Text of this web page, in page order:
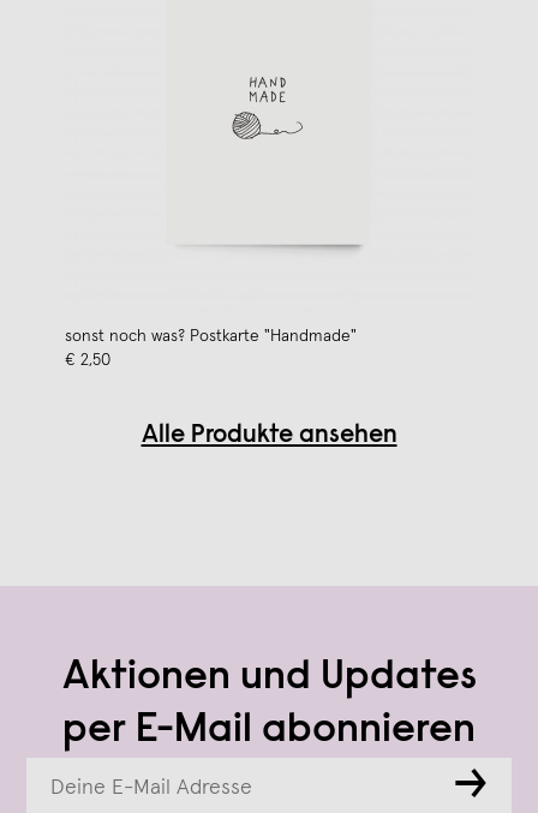
sonst noch was? Postkarte "Handmade"
€ 2,50
Alle Produkte ansehen
Aktionen und Updates
per E-Mail abonnieren
→